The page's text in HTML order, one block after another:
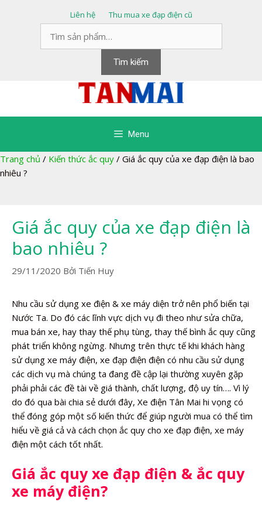
Liên hệ
Thu mua xe đạp điện cũ
kiếm:
Tìm kiếm
Menu
Trang chủ / Kiến thức ắc quy / Giá ắc quy của xe đạp điện là bao
nhiêu ?
Giá ắc quy của xe đạp điện là
bao nhiêu ?
29/11/2020 Bởi Tiến Huy
Nhu cầu sử dụng xe điện & xe máy diện trở nên phổ biến tại
Nước Ta. Do đó các lĩnh vực dịch vụ đi theo như sửa chữa,
mua bán xe, hay thay thế phụ tùng, thay thế bình ắc quy cũng
phát triển không ngừng. Nhưng trên thực tế khi khách hàng
sử dụng xe máy điện, xe đạp điện điện có nhu cầu sử dụng
các dịch vụ mà chúng ta đang đề cập lại thường xuyên gặp
phải phải các đề tài về giá thành, chất lượng, độ uy tín…. Vì lý
do đó qua bài chia sẻ dưới đây, Xe điện Tân Mai hi vọng có
thể đóng góp một số kiến thức để giúp người mua có thể tìm
hiểu về giá cả và cách chọn ắc quy cho xe đạp điện, xe máy
điện một cách tốt nhất.
Giá ắc quy xe đạp điện & ắc quy
xe máy điện?